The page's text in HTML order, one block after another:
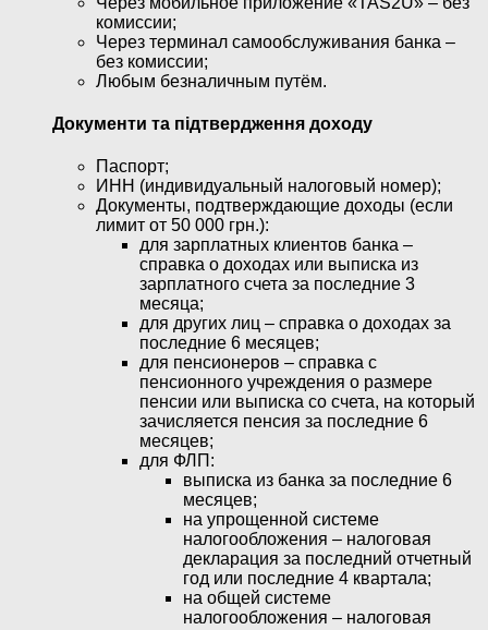
комиссии;
Через терминал самообслуживания банка –
без комиссии;
Любым безналичным путём.
Документи та підтвердження доходу
Паспорт;
ИНН (индивидуальный налоговый номер);
Документы, подтверждающие доходы (если
лимит от 50 000 грн.):
для зарплатных клиентов банка –
справка о доходах или выписка из
зарплатного счета за последние 3
месяца;
для других лиц – справка о доходах за
последние 6 месяцев;
для пенсионеров – справка с
пенсионного учреждения о размере
пенсии или выписка со счета, на который
зачисляется пенсия за последние 6
месяцев;
для ФЛП:
выписка из банка за последние 6
месяцев;
на упрощенной системе
налогообложения – налоговая
декларация за последний отчетный
год или последние 4 квартала;
на общей системе
налогообложения – налоговая